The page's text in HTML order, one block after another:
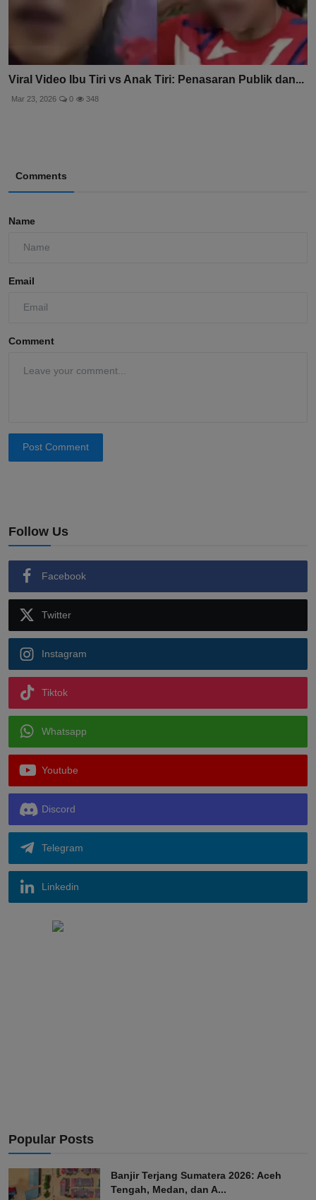
Viral Video Ibu Tiri vs Anak Tiri: Penasaran Publik dan...
Mar 23, 2026 0 348
Comments
Name
Email
Comment
Post Comment
Follow Us
Facebook
Twitter
Instagram
Tiktok
Whatsapp
Youtube
Discord
Telegram
Linkedin
Popular Posts
Banjir Terjang Sumatera 2026: Aceh
Tengah, Medan, dan A...